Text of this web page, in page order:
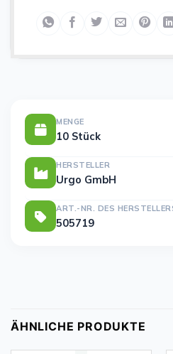
MENGE
10 Stück
HERSTELLER
Urgo GmbH
ART.-NR. DES
505719
ÄHNLICHE PRODUKTE